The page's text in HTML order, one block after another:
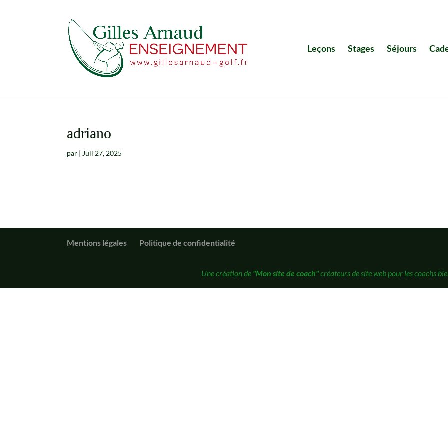
Leçons Stages Séjours
adriano
par | Juil 27, 2025
Mentions légales Politique de confidentialité
Une création de "Mon site de coach"créateurs de site web pour les coachs